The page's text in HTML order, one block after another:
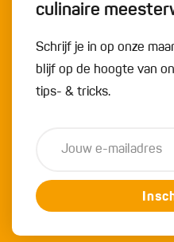
culinaire
Schrijf je in op onze
blijf op de hoogte van
tips- & tricks.